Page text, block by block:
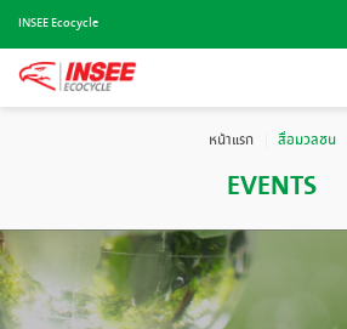
INSEE Ecocycle
หน้าแรก สื่อมวลชน
EVENTS